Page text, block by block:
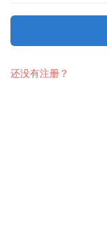
还没有注册？